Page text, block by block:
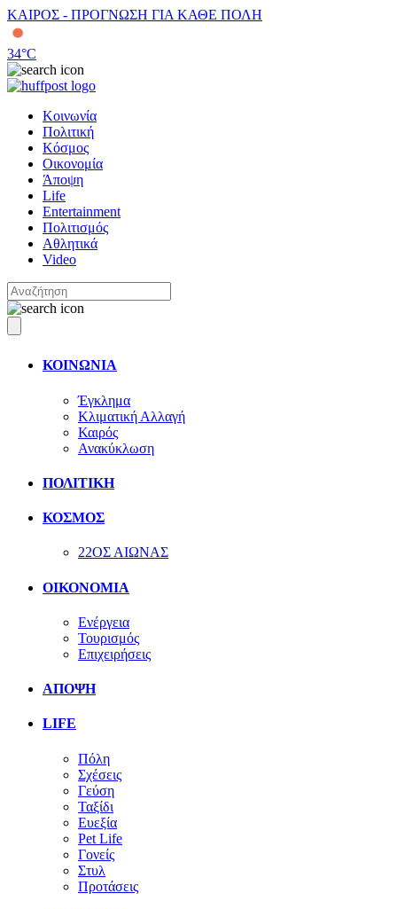
ΚΑΙΡΟΣ - ΠΡΟΓΝΩΣΗ ΓΙΑ ΚΑΘΕ ΠΟΛΗ
34°C
Κοινωνία
Πολιτική
Κόσμος
Οικονομία
Άποψη
Life
Entertainment
Πολιτισμός
Αθλητικά
Video
ΚΟΙΝΩΝΙΑ
Έγκλημα
Κλιματική Αλλαγή
Καιρός
Ανακύκλωση
ΠΟΛΙΤΙΚΗ
ΚΟΣΜΟΣ
22ΟΣ ΑΙΩΝΑΣ
ΟΙΚΟΝΟΜΙΑ
Ενέργεια
Τουρισμός
Επιχειρήσεις
ΑΠΟΨΗ
LIFE
Πόλη
Σχέσεις
Γεύση
Ταξίδι
Ευεξία
Pet Life
Γονείς
Στυλ
Προτάσεις